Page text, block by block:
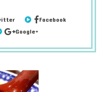
Facebook
Google+